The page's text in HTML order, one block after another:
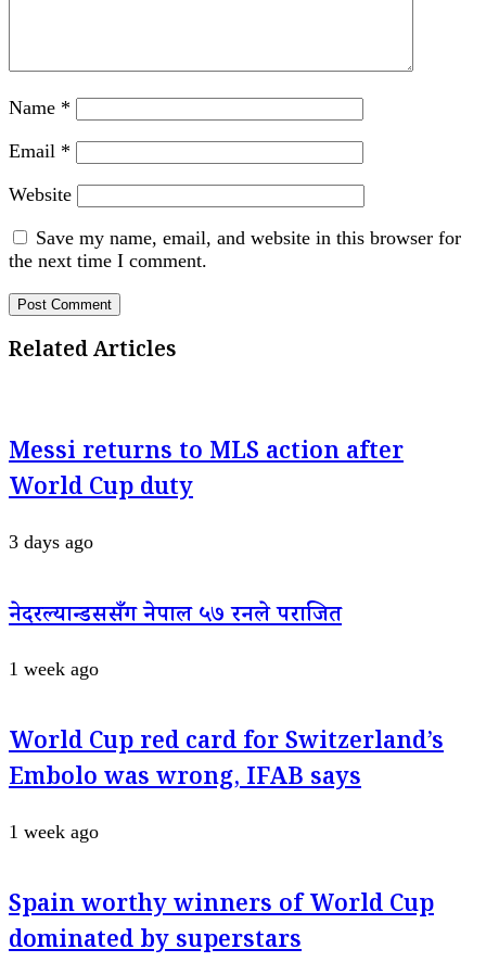
Name *
Email *
Website
Save my name, email, and website in this browser for
the next time I comment.
Related Articles
Messi returns to MLS action after
World Cup duty
3 days ago
नेदरल्यान्डससँग नेपाल ५७ रनले पराजित
1 week ago
World Cup red card for Switzerland’s
Embolo was wrong, IFAB says
1 week ago
Spain worthy winners of World Cup
dominated by superstars